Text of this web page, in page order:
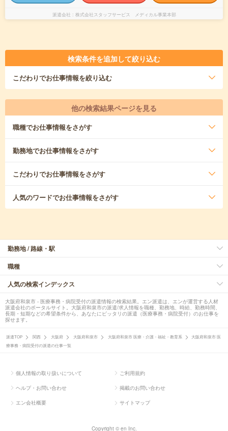
派遣会社 株式会社スタッフサービス メディカル事業本部
検索条件を追加して絞り込む
こだわりでお仕事情報を絞り込む
他の検索結果ページを見る
職種でお仕事情報をさがす
勤務地でお仕事情報をさがす
こだわりでお仕事情報をさがす
人気のワードでお仕事情報をさがす
勤務地 / 路線・駅
職種
人気の検索インデックス
大阪府和泉市 - 医療事務・病院受付の派遣情報の検索結果。エン派遣は、エンが運営する人材
派遣会社のポータルサイト。大阪府和泉市の派遣/求人情報を職種、勤務地、時給、勤務時間、
長期・短期などの希望条件から、あなたにピッタリの派遣（医療事務・病院受付）のお仕事を
探せます。
派遣TOP 関西 大阪府 大阪府和泉市 大阪府和泉市 医療・介護・福祉・教育系
大阪府和泉市 医
療事務・病院受付の派遣の仕事一覧
個人情報の取り扱いについて ご利用規約
ヘルプ・お問い合わせ 掲載のお問い合わせ
エン会社概要 サイトマップ
Copyright © en Inc.